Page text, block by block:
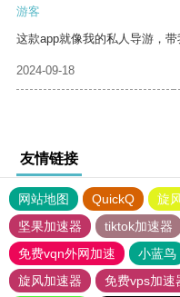
游客
这款app就像我的私人导游，带
2024-09-18
友情链接
网站地图 QuickQ 旋
坚果加速器
tiktok加速器
免费vqn外网加速
小蓝鸟
旋风加速器
免费vps加速